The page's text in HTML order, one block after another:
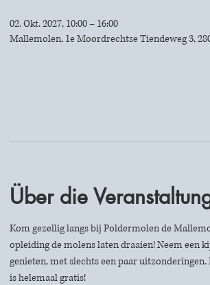
02. Okt. 2027, 10:00 – 16:00
Mallemolen, 1e Moordrechtse Tiendeweg 3,
Über die
Kom gezellig langs bij Poldermolen de
opleiding de molens laten draaien! Neem een
genieten, met slechts een paar
is helemaal gratis!